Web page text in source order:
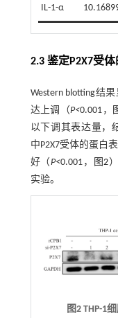
IL-1-α
2.3 鉴定P2X7受
Western blotting结
达上调（P<0.001，
以下调其表达量，
中P2X7受体的蛋白
好（P<0.001， 图2
实验。
图2 THP-1